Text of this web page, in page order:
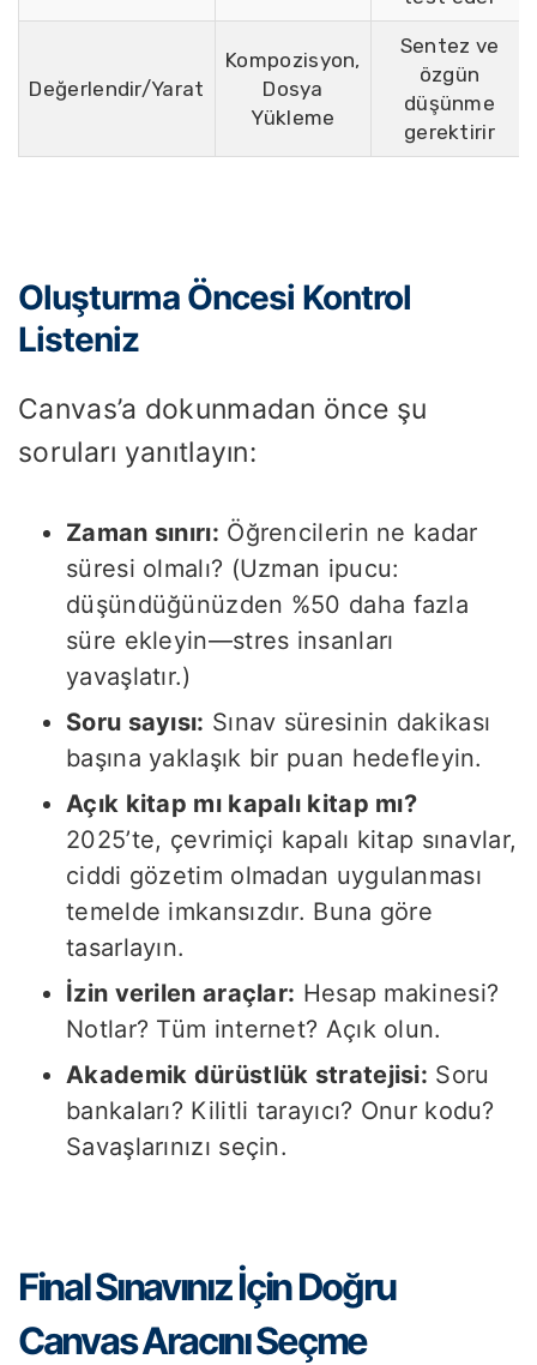
Değerlendir/Yarat
Kompozisyon,
Dosya
Yükleme
Sentez ve
özgün
düşünme
gerektirir
Oluşturma Öncesi Kontrol
Listeniz
Canvas’a dokunmadan önce şu
soruları yanıtlayın:
Zaman sınırı: Öğrencilerin ne kadar
süresi olmalı? (Uzman ipucu:
düşündüğünüzden %50 daha fazla
süre ekleyin—stres insanları
yavaşlatır.)
Soru sayısı: Sınav süresinin dakikası
başına yaklaşık bir puan hedefleyin.
Açık kitap mı kapalı kitap mı?
2025’te, çevrimiçi kapalı kitap sınavlar,
ciddi gözetim olmadan uygulanması
temelde imkansızdır. Buna göre
tasarlayın.
İzin verilen araçlar: Hesap makinesi?
Notlar? Tüm internet? Açık olun.
Akademik dürüstlük stratejisi: Soru
bankaları? Kilitli tarayıcı? Onur kodu?
Savaşlarınızı seçin.
Final Sınavınız İçin Doğru
Canvas Aracını Seçme